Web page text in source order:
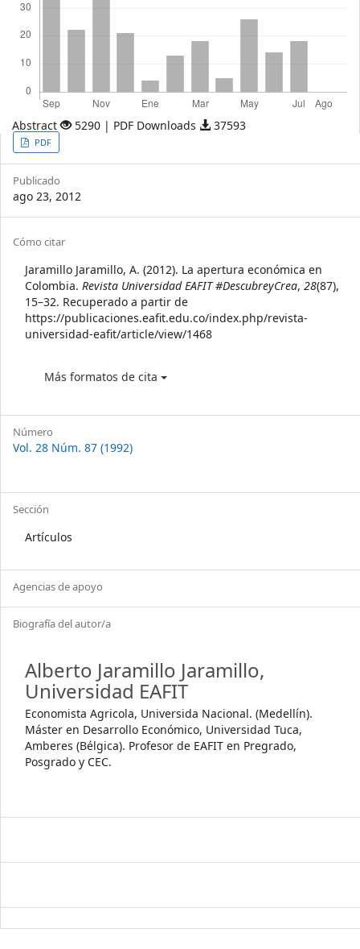
Abstract 5290 | PDF Downloads 37593
Article
Sidebar
PDF
Publicado
ago 23, 2012
Article
Details
Cómo citar
Jaramillo Jaramillo, A. (2012). La apertura económica en
Colombia. Revista Universidad EAFIT #DescubreyCrea, 28(87),
15–32. Recuperado a partir de
https://publicaciones.eafit.edu.co/index.php/revista-
universidad-eafit/article/view/1468
Más formatos de cita
Número
Vol. 28 Núm. 87 (1992)
Sección
Artículos
Agencias de apoyo
Biografía del autor/a
Alberto Jaramillo Jaramillo,
Universidad EAFIT
Economista Agricola, Universida Nacional. (Medellín).
Máster en Desarrollo Económico, Universidad Tuca,
Amberes (Bélgica). Profesor de EAFIT en Pregrado,
Posgrado y CEC.